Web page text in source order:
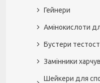
Гейнери
Амінокислоти
Бустери
Замінники
Шейкери для